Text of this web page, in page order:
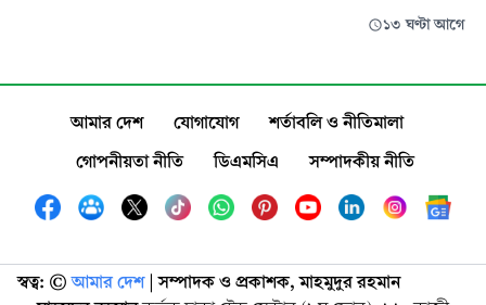
১৩ ঘণ্টা আগে
আমার দেশ যোগাযোগ
শর্তাবলি ও নীতিমালা
গোপনীয়তা নীতি
ডিএমসিএ সম্পাদকীয় নীতি
স্বত্ব: ©️ আমার দেশ| সম্পাদক ও প্রকাশক, মাহমুদুর রহমান